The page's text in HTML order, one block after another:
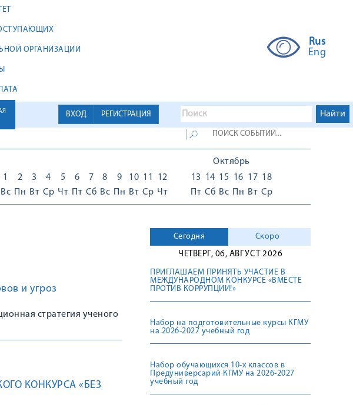
ОРГАНИЗАЦИИ
Rus
Eng
ВХОД РЕГИСТРАЦИЯ
1
Вс
2
Пн
3
Вт
4
Ср
5
Чт
6
Пт
7
Сб
8
Вс
9
Пн
10
Вт
11
Ср
12
Чт
Октябрь
13
Пт
14
Сб
15
Вс
16
Пн
17
Вт
18
Ср
и угроз
стратегия ученого
КОНКУРСА «БЕЗ
Сегодня
Скоро
ЧЕТВЕРГ, 06, АВГУСТ 2026
ПРИГЛАШАЕМ ПРИНЯТЬ УЧАСТИЕ В
МЕЖДУНАРОДНОМ КОНКУРСЕ «ВМЕСТЕ
ПРОТИВ КОРРУПЦИИ!»
Набор на подготовительные курсы КГМУ
на 2026-2027 учебный год
Набор обучающихся 10-х классов в
Предуниверсарий КГМУ на 2026-2027
учебный год